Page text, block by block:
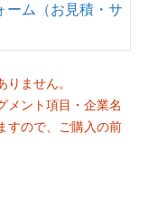
ーム（お見積・サ
ません。
メント項目・企業名
すので、ご購入の前